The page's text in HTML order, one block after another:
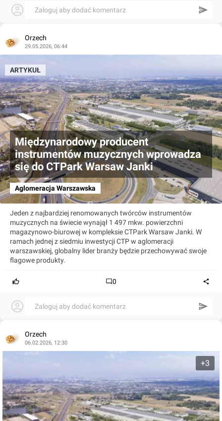
Zaloguj aby dodać komentarz
Orzech
29.05.2026, 06:44
Międzynarodowy producent
instrumentów muzycznych wprowadza
się do CTPark Warsaw Janki
Aglomeracja Warszawska
ARTYKUŁ
Jeden z najbardziej renomowanych twórców instrumentów
muzycznych na świecie wynajął 1 497 mkw. powierzchni
magazynowo-biurowej w kompleksie CTPark Warsaw Janki. W
ramach jednej z siedmiu inwestycji CTP w aglomeracji
warszawskiej, globalny lider branży będzie przechowywać swoje
flagowe produkty.
0
Zaloguj aby dodać komentarz
Orzech
06.02.2026, 12:30
+3